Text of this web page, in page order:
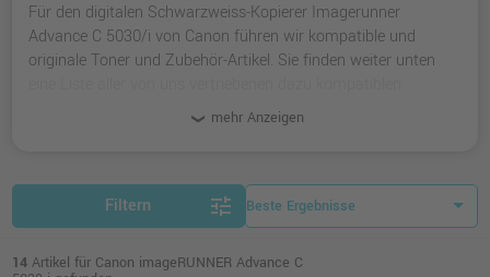
Für den digitalen Schwarzweiss-Kopierer Imagerunner
Advance C 5030/i von Canon führen wir kompatible und
originale Toner und Zubehör-Artikel. Sie finden weiter unten
mehr Anzeigen
Filtern tune
14 Artikel für Canon imageRUNNER Advance C